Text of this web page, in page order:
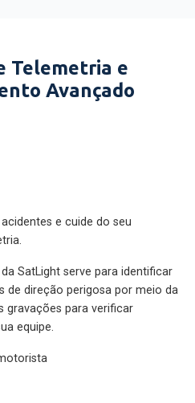
Telemetria e
Avançado
e cuide do seu
SatLight serve para identificar
de direção perigosa por meio da
gravações para verificar
equipe.